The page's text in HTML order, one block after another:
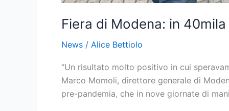
Fiera di Modena: in
News / Alice Bettiolo
“Un risultato molto positivo in cui
Marco Momoli, direttore generale di
pre-pandemia, che in nove giornate di